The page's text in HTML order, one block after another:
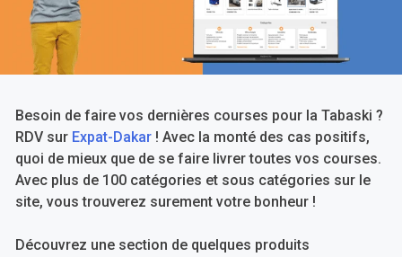
Besoin de faire vos dernières courses pour la Tabaski ?
RDV sur Expat-Dakar ! Avec la monté des cas positifs,
quoi de mieux que de se faire livrer toutes vos courses.
Avec plus de 100 catégories et sous catégories sur le
site, vous trouverez surement votre bonheur !
Découvrez une section de quelques produits